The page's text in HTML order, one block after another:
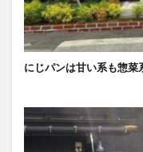
にじパンは甘い系も惣